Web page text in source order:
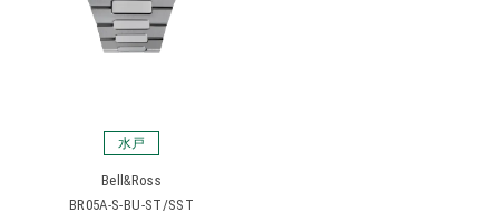
水戸
Bell&Ross
BR05A-S-BU-ST/SST